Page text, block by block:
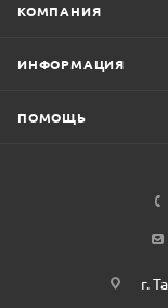
КОМПАНИЯ
ИНФОРМАЦИЯ
ПОМОЩЬ
г.